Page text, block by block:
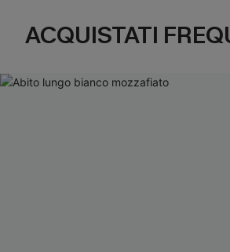
ACQUISTATI